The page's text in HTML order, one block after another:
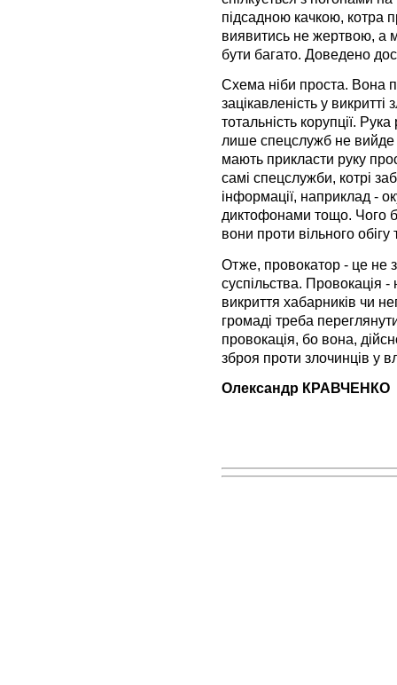
підсадною качкою, котра
виявитись не жертвою, а
бути багато. Доведено
Схема ніби проста. Вона
зацікавленість у
тотальність корупції.
лише спецслужб не вийде
мають прикласти руку
самі спецслужби, котрі
інформації, наприклад -
диктофонами тощо. Чого
вони проти вільного обігу
Отже, провокатор - це не
суспільства. Провокація
викриття хабарників чи
громаді треба
провокація, бо вона,
зброя проти злочинців у
Олександр КРАВЧЕНКО